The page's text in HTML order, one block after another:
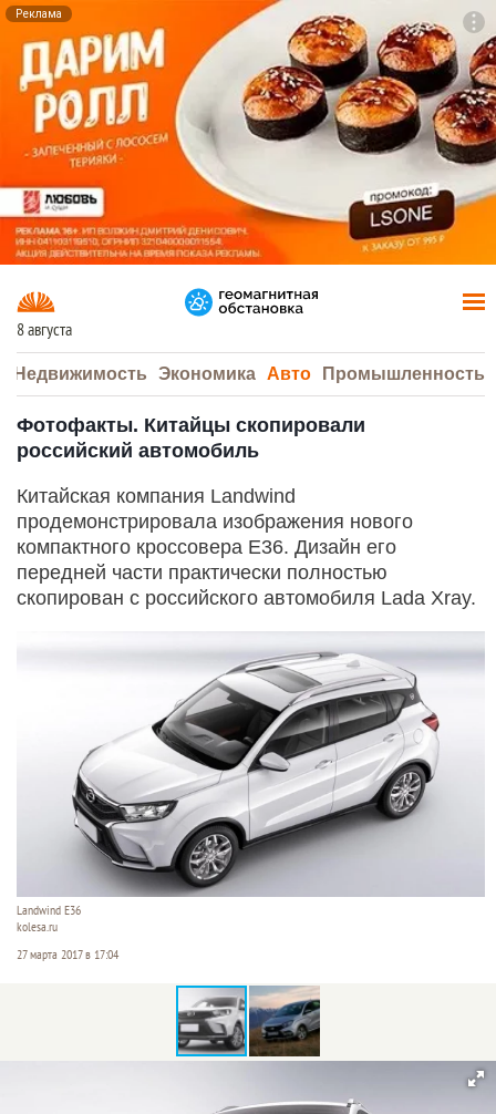
Реклама
8 августа
Недвижимость Экономика Авто Промышленность
Фотофакты. Китайцы скопировали
российский автомобиль
Китайская компания Landwind
продемонстрировала изображения нового
компактного кроссовера E36. Дизайн его
передней части практически полностью
скопирован с российского автомобиля Lada Xray.
Landwind E36
kolesa.ru
27 марта 2017 в 17:04